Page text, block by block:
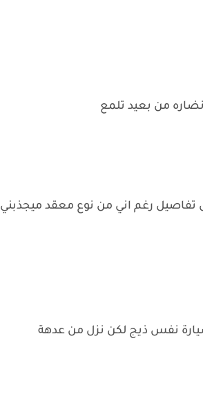
من بعيد تلمع
رغم اني من نوع معقد ميجذبني
نفس ذيج لكن نزل من عدهة